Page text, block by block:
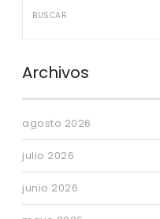
Archivos
agosto 2026
julio 2026
junio 2026